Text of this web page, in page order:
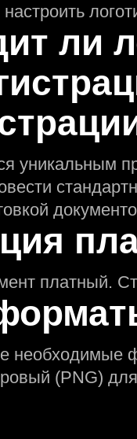
ли
уникальным
платный.
необходимые
(PNG)